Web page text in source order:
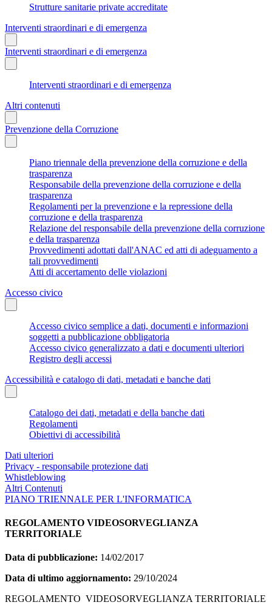
Strutture sanitarie private accreditate
Interventi straordinari e di emergenza
Interventi straordinari e di emergenza
Interventi straordinari e di emergenza
Altri contenuti
Prevenzione della Corruzione
Piano triennale della prevenzione della corruzione e della
trasparenza
Responsabile della prevenzione della corruzione e della
trasparenza
Regolamenti per la prevenzione e la repressione della
corruzione e della trasparenza
Relazione del responsabile della prevenzione della corruzione
e della trasparenza
Provvedimenti adottati dall'ANAC ed atti di adeguamento a
tali provvedimenti
Atti di accertamento delle violazioni
Accesso civico
Accesso civico semplice a dati, documenti e informazioni
soggetti a pubblicazione obbligatoria
Accesso civico generalizzato a dati e documenti ulteriori
Registro degli accessi
Accessibilità e catalogo di dati, metadati e banche dati
Catalogo dei dati, metadati e della banche dati
Regolamenti
Obiettivi di accessibilità
Dati ulteriori
Privacy - responsabile protezione dati
Whistleblowing
Altri Contenuti
PIANO TRIENNALE PER L'INFORMATICA
REGOLAMENTO VIDEOSORVEGLIANZA
TERRITORIALE
Data di pubblicazione: 14/02/2017
Data di ultimo aggiornamento: 29/10/2024
REGOLAMENTO VIDEOSORVEGLIANZA TERRITORIALE